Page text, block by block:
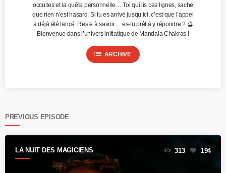
occultes et la quête personnelle… Toi qui lis ces lignes, sache
que rien n’est hasard. Si tu es arrivé jusqu’ici, c’est que l’appel
a déjà été lancé. Reste à savoir… es-tu prêt à y répondre ? 🔮
Bienvenue dans l’univers initiatique de Mandala Chakras !
list ARCHIVE
PREVIOUS EPISODE
LA NUIT DES MAGICIENS 313 194